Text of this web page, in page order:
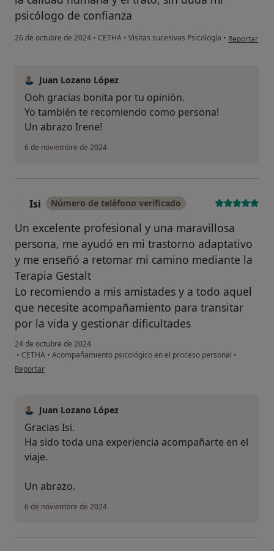
psicólogo de confianza
26 de octubre de 2024 • CETHA • Visitas sucesivas Psicología • en opinión
Reportar
Juan Lozano López
Ooh gracias bonita por tu opinión.
Yo también te recomiendo como persona!
Un abrazo Irene!
6 de noviembre de 2024
Isi Número de teléfono verificado
Un excelente profesional y una maravillosa
persona, me ayudó en mi trastorno adaptativo
y me enseñó a retomar mi camino mediante la
Terapia Gestalt
Lo recomiendo a mis amistades y a todo aquel
que necesite acompañamiento para transitar
por la vida y gestionar dificultades
24 de octubre de 2024
• CETHA • Acompañamiento psicológico en el proceso personal •
en opinión del usuario Isi
Reportar
Juan Lozano López
Gracias Isi.
Ha sido toda una experiencia acompañarte en el
viaje.
Un abrazo.
6 de noviembre de 2024